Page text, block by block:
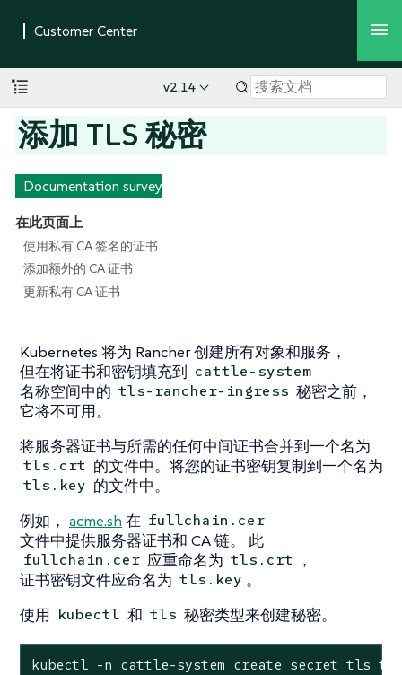
v2.14
添加 TLS 秘密
Documentation survey
在此页面上
使用私有 CA 签名的证书
添加额外的 CA 证书
更新私有 CA 证书
Kubernetes 将为 Rancher 创建所有对象和服务，
但在将证书和密钥填充到 cattle-system
名称空间中的 tls-rancher-ingress 秘密之前，
它将不可用。
将服务器证书与所需的任何中间证书合并到一个名为
tls.crt 的文件中。将您的证书密钥复制到一个名为
tls.key 的文件中。
例如， acme.sh 在 fullchain.cer
文件中提供服务器证书和 CA 链。 此
fullchain.cer 应重命名为 tls.crt
，
证书密钥文件应命名为 tls.key 。
使用 kubectl 和 tls 秘密类型来创建秘密。
kubectl -n cattle-system create secret tls